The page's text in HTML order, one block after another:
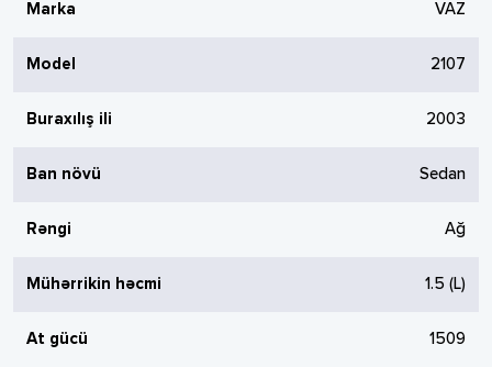
Marka VAZ
Model 2107
Buraxılış ili 2003
Ban növü Sedan
Rəngi Ağ
Mühərrikin həcmi 1.5 (L)
At gücü 1509